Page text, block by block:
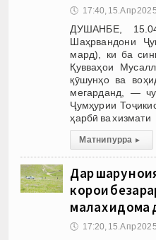
🕔 17:40, 15.Апр 2025
ДУШАНБЕ,
Шаҳрвандони
мард), ки ба
Қувваҳои
қӯшунҳо ва
мегарданд, —
Ҷумҳурии
ҳарбӣ ва хизмати
Матни пурра ▸
Дар шаҳру
корҳои
малах идома
🕔 17:20, 15.Апр 2025